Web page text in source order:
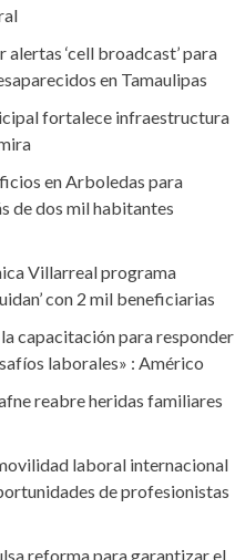
alertas ‘cell broadcast’ para
en Tamaulipas
fortalece infraestructura
en Arboledas para
de dos mil habitantes
Villarreal programa
con 2 mil beneficiarias
capacitación para responder
laborales» : Américo
reabre heridas familiares
laboral internacional
de profesionistas
reforma para garantizar el